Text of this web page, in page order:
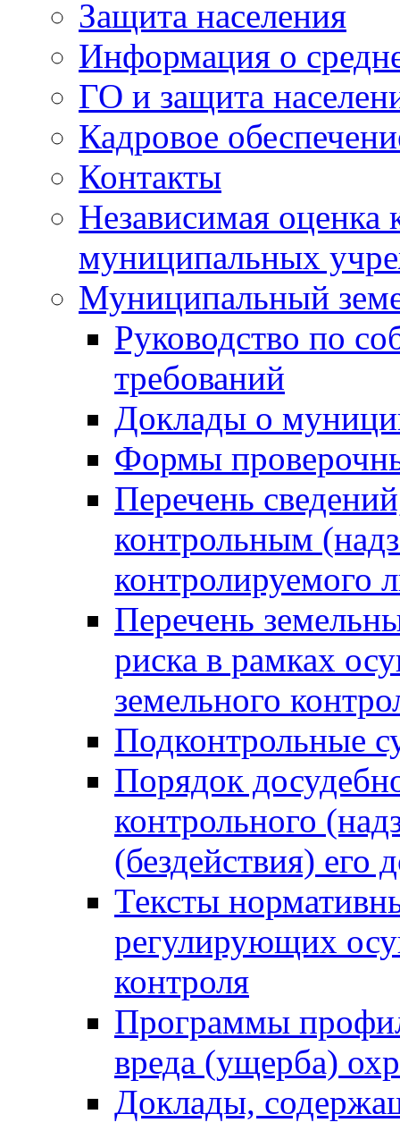
Защита населения
Информация о
ГО и защита
Кадровое
Контакты
Независимая оценка
муниципальных
Муниципальный
Руководство по
требований
Доклады о
Формы
Перечень
контрольным
контролируемого
Перечень
риска в рамках
земельного
Подконтрольные
Порядок
контрольного
(бездействия)
Тексты
регулирующих
контроля
Программы
вреда (ущерба)
Доклады,